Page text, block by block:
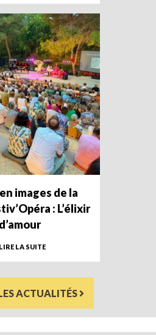
images de la
: L’élixir
d’amour
LA SUITE
ACTUALITÉS